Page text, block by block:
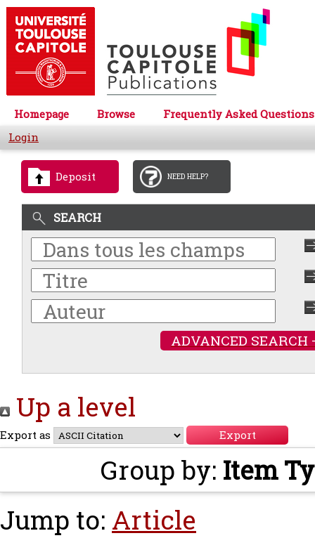
Homepage Browse
Frequently Asked Questions
Login
Deposit NEED HELP?
SEARCH
ADVANCED SEARCH
Up a level
Export as
Group by: Item
Jump to: Article